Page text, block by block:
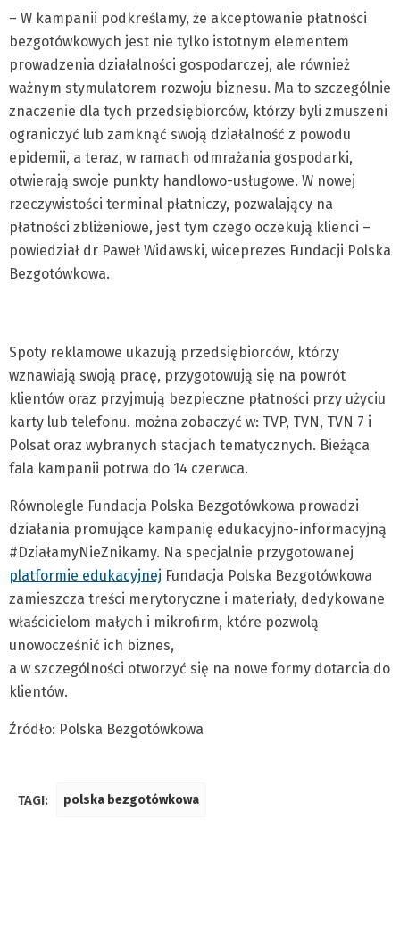
– W kampanii podkreślamy, że akceptowanie płatności
bezgotówkowych jest nie tylko istotnym elementem
prowadzenia działalności gospodarczej, ale również
ważnym stymulatorem rozwoju biznesu. Ma to szczególnie
znaczenie dla tych przedsiębiorców, którzy byli zmuszeni
ograniczyć lub zamknąć swoją działalność z powodu
epidemii, a teraz, w ramach odmrażania gospodarki,
otwierają swoje punkty handlowo-usługowe. W nowej
rzeczywistości terminal płatniczy, pozwalający na
płatności zbliżeniowe, jest tym czego oczekują klienci –
powiedział dr Paweł Widawski, wiceprezes Fundacji Polska
Bezgotówkowa.
Spoty reklamowe ukazują przedsiębiorców, którzy
wznawiają swoją pracę, przygotowują się na powrót
klientów oraz przyjmują bezpieczne płatności przy użyciu
karty lub telefonu. można zobaczyć w: TVP, TVN, TVN 7 i
Polsat oraz wybranych stacjach tematycznych. Bieżąca
fala kampanii potrwa do 14 czerwca.
Równolegle Fundacja Polska Bezgotówkowa prowadzi
działania promujące kampanię edukacyjno-informacyjną
#DziałamyNieZnikamy. Na specjalnie przygotowanej
platformie edukacyjnej Fundacja Polska Bezgotówkowa
zamieszcza treści merytoryczne i materiały, dedykowane
właścicielom małych i mikrofirm, które pozwolą
unowocześnić ich biznes,
a w szczególności otworzyć się na nowe formy dotarcia do
klientów.
Źródło: Polska Bezgotówkowa
TAGI: polska bezgotówkowa